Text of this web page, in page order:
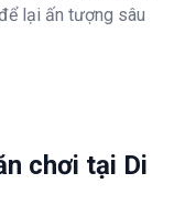
lại ấn tượng sâu
chơi tại Di